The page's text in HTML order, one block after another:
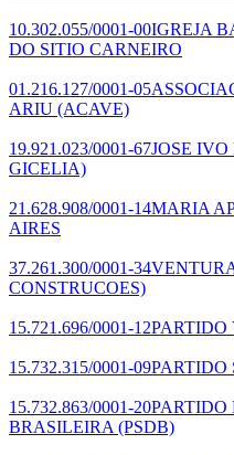
10.302.055/0001-00IGREJA
DO SITIO CARNEIRO
01.216.127/0001-05
ARIU (ACAVE)
19.921.023/0001-67JOSE
GICELIA)
21.628.908/0001-14MARIA
AIRES
37.261.300/0001-34
CONSTRUCOES)
15.721.696/0001-12PARTIDO
15.732.315/0001-09PARTIDO
15.732.863/0001-20PARTIDO
BRASILEIRA (PSDB)